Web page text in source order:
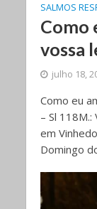
SALMOS
Como
vossa
julho 18,
Como eu
– Sl
em
Domingo